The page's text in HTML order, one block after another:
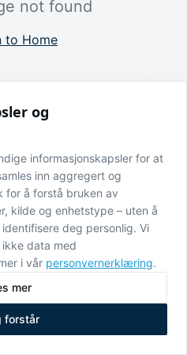
og
informasjonskapsler for at
inn aggregert og
for å forstå bruken av
kilde og enhetstype – uten å
deg personlig. Vi
data med
i vår personvernerklæring.
mer
forstår
not found
to Home